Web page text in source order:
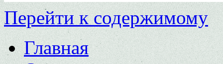
Перейти к содержимому
Главная